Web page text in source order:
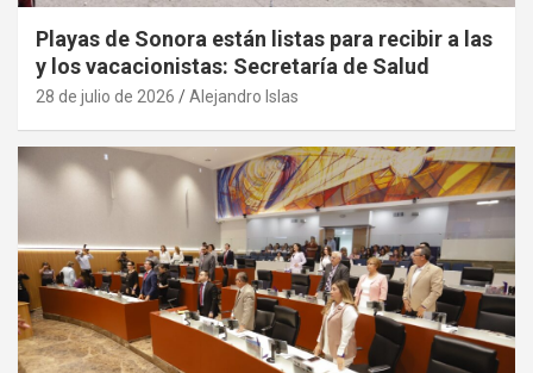
Playas de Sonora están listas para recibir a las
y los vacacionistas: Secretaría de Salud
28 de julio de 2026 Alejandro Islas